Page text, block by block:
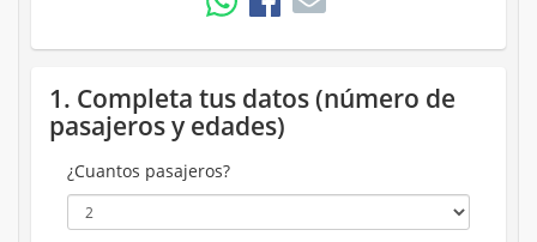
1. Completa tus datos (número de
pasajeros y edades)
¿Cuantos pasajeros?